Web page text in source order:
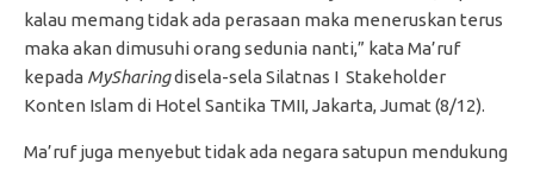
kalau memang tidak ada perasaan maka meneruskan terus
maka akan dimusuhi orang sedunia nanti,” kata Ma’ruf
kepada MySharingdisela-sela Silatnas I Stakeholder
Konten Islam di Hotel Santika TMII, Jakarta, Jumat (8/12).
Ma’ruf juga menyebut tidak ada negara satupun mendukung